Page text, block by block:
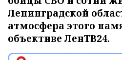
Ленинградской
атмосфера этого
объективе ЛенТВ24.